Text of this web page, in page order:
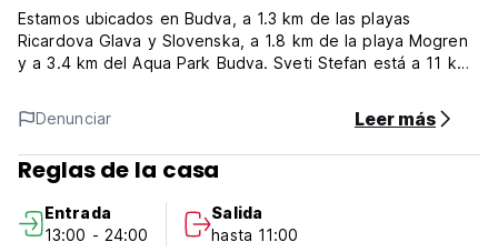
Estamos ubicados en Budva, a 1.3 km de las playas
Ricardova Glava y Slovenska, a 1.8 km de la playa Mogren
y a 3.4 km del Aqua Park Budva. Sveti Stefan está a 11 km
más cercano es el de Tivat, a 17 km de nosotros, y
ofrecemos un servicio de traslado al aeropuerto por un
costo adicional.
Política de cancelación: 1 día antes de la llegada. En caso
Denunciar Leer más
Reglas de la casa
Entrada
13:00 - 24:00
Salida
hasta 11:00